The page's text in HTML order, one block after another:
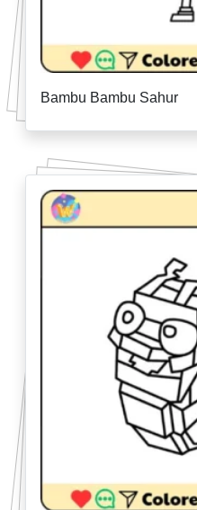
Bambu Bambu Sahur